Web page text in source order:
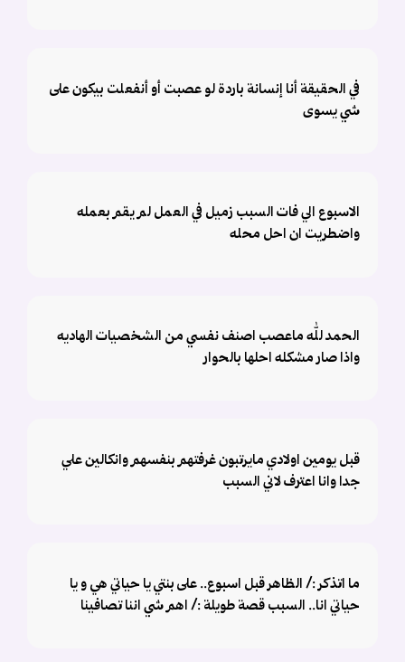
في الحقيقة أنا إنسانة باردة لو عصبت أو أنفعلت بيكون على
شي يسوى
الاسبوع الي فات السبب زميل في العمل لم يقم بعمله
واضطريت ان احل محله
الحمد لله ماعصب اصنف نفسي من الشخصيات الهاديه
واذا صار مشكله احلها بالحوار
قبل يومين اولادي مايرتبون غرفتهم بنفسهم وانكالين علي
جدا وانا اعترف لاني السبب
ما اتذكر :/ الظاهر قبل اسبوع.. على بنتي يا حياتي هي و يا
حياتي انا.. السبب قصة طويلة :/ اهم شي اننا تصافينا